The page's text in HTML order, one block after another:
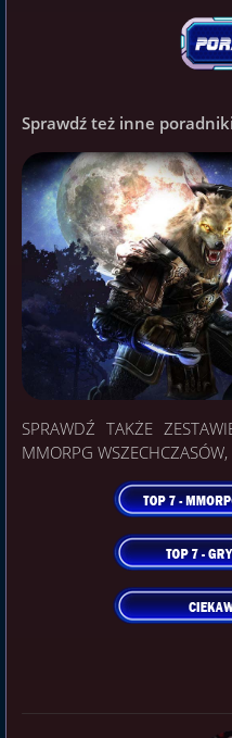
Sprawdź też inne
SPRAWDŹ TAKŻE
MMORPG